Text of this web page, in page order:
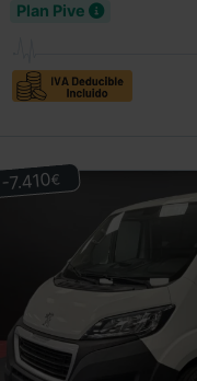
Plan Pive
-7.410€